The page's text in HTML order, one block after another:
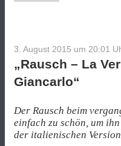
3. August 2015 um 20:01
„Rausch – La
Giancarlo“
Der Rausch beim
einfach zu schön, um
der italienischen